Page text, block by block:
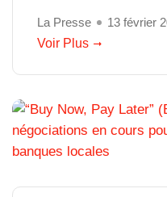
La Presse
13 février
Voir Plus